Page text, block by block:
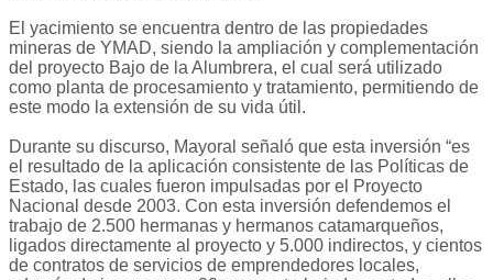
El yacimiento se encuentra dentro de las propiedades
mineras de YMAD, siendo la ampliación y complementación
del proyecto Bajo de la Alumbrera, el cual será utilizado
como planta de procesamiento y tratamiento, permitiendo de
este modo la extensión de su vida útil.
Durante su discurso, Mayoral señaló que esta inversión “es
el resultado de la aplicación consistente de las Políticas de
Estado, las cuales fueron impulsadas por el Proyecto
Nacional desde 2003. Con esta inversión defendemos el
trabajo de 2.500 hermanas y hermanos catamarqueños,
ligados directamente al proyecto y 5.000 indirectos, y cientos
de contratos de servicios de emprendedores locales,